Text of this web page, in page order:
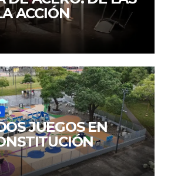
ACCIÓN
JUEGOS EN